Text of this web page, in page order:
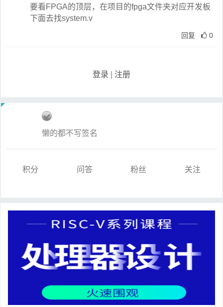
要看FPGA的顶层，在项目的fpga文件夹对应开发板
下面去找system.v
回复 0
登录 注册
懒的都不写签名
积分 问答 粉丝 关注